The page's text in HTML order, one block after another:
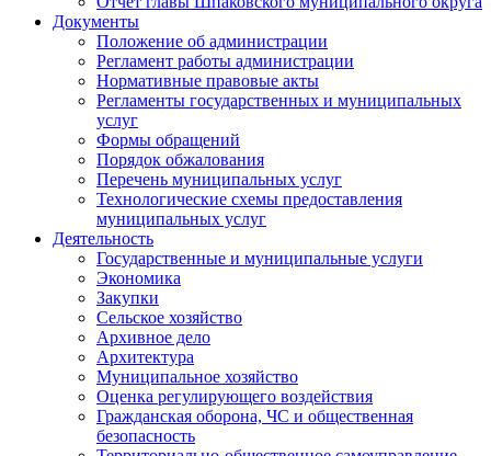
Документы
Положение об администрации
Регламент работы администрации
Нормативные правовые акты
Регламенты государственных и муниципальных
услуг
Формы обращений
Порядок обжалования
Перечень муниципальных услуг
Технологические схемы предоставления
муниципальных услуг
Деятельность
Государственные и муниципальные услуги
Экономика
Закупки
Сельское хозяйство
Архивное дело
Архитектура
Муниципальное хозяйство
Оценка регулирующего воздействия
Гражданская оборона, ЧС и общественная
безопасность